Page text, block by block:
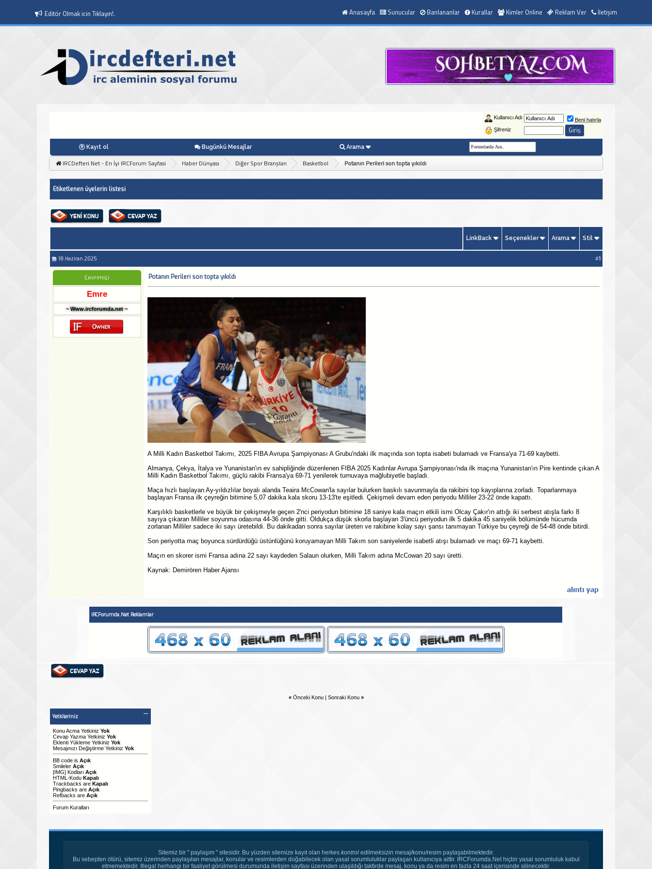
Editör Olmak icin Tıklayın!. Anasayfa Sunucular Banlananlar Kurallar Kimler Online Reklam Ver İletişim
Kullanıcı Adı
Beni hatırla
Şifreniz
Kayıt ol Bugünkü Mesajlar Arama
IRCDefteri.Net - En İyi IRCForum Sayfasi Haber Dünyası Diğer Spor Branşları Basketbol Potanın Perileri son topta yıkıldı
Etiketlenen üyelerin listesi
LinkBack Seçenekler Arama Stil
18.Haziran.2025 #1
Çevrimiçi
Emre
~ Www.ircforumda.net ~
Potanın Perileri son topta yıkıldı
A Milli Kadın Basketbol Takımı, 2025 FIBA Avrupa Şampiyonası A Grubu'ndaki ilk maçında son topta isabeti bulamadı ve Fransa'ya 71-69 kaybetti.
Almanya, Çekya, İtalya ve Yunanistan'ın ev sahipliğinde düzenlenen FIBA 2025 Kadınlar Avrupa Şampiyonası'nda ilk maçına Yunanistan'ın Pire kentinde çıkan A
Milli Kadın Basketbol Takımı, güçlü rakibi Fransa'ya 69-71 yenilerek turnuvaya mağlubiyetle başladı.
Maça hızlı başlayan Ay-yıldızlılar boyalı alanda Teaira McCowan'la sayılar bulurken baskılı savunmayla da rakibini top kayıplarına zorladı. Toparlanmaya
başlayan Fransa ilk çeyreğin bitimine 5,07 dakika kala skoru 13-13'te eşitledi. Çekişmeli devam eden periyodu Milliler 23-22 önde kapattı.
Karşılıklı basketlerle ve büyük bir çekişmeyle geçen 2'nci periyodun bitimine 18 saniye kala maçın etkili ismi Olcay Çakır'ın attığı iki serbest atışla farkı 8
sayıya çıkaran Milliler soyunma odasına 44-36 önde gitti. Oldukça düşük skorla başlayan 3'üncü periyodun ilk 5 dakika 45 saniyelik bölümünde hücumda
zorlanan Milliler sadece iki sayı üretebildi. Bu dakikadan sonra sayılar üreten ve rakibine kolay sayı şansı tanımayan Türkiye bu çeyreği de 54-48 önde bitirdi.
Son periyotta maç boyunca sürdürdüğü üstünlüğünü koruyamayan Milli Takım son saniyelerde isabetli atışı bulamadı ve maçı 69-71 kaybetti.
Maçın en skorer ismi Fransa adına 22 sayı kaydeden Salaun olurken, Milli Takım adına McCowan 20 sayı üretti.
Kaynak: Demirören Haber Ajansı
IRCForumda.Net Reklamlar
« Önceki Konu| Sonraki Konu »
Yetkileriniz
Konu Acma Yetkiniz Yok
Cevap Yazma Yetkiniz Yok
Eklenti Yükleme Yetkiniz Yok
Mesajınızı Değiştirme Yetkiniz Yok
BB codeis Açık
Smileler Açık
[IMG]Kodları Açık
HTML-Kodu Kapalı
Trackbacks are Kapalı
Pingbacks are Açık
Refbacks are Açık
Forum Kuralları
Sitemiz bir " paylaşım " sitesidir. Bu yüzden sitemize kayıt olan herkes kontrol edilmeksizin mesaj/konu/resim paylaşabilmektedir.
Bu sebepten ötürü, sitemiz üzerinden paylaşılan mesajlar, konular ve resimlerden doğabilecek olan yasal sorumluluklar paylaşan kullanıcıya aittir. IRCForumda.Net hiçbir yasal sorumluluk kabul
etmemektedir. Illegal herhangi bir faaliyet görülmesi durumunda iletişim sayfası üzerinden ulaşıldığı taktirde mesaj, konu ya da resim en fazla 24 saat içerisinde silinecektir.